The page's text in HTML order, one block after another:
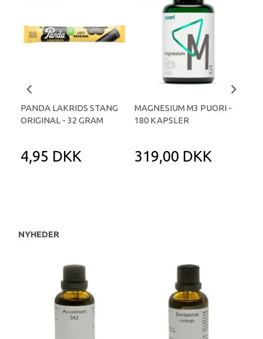
PANDA LAKRIDS STANG
ORIGINAL - 32 GRAM
4,95 DKK
MAGNESIUM M3 PUORI -
180 KAPSLER
319,00 DKK
NYHEDER